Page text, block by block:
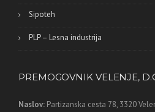
Sipoteh
PLP – Lesna industrija
PREMOGOVNIK VELENJE,
Naslov: Partizanska cesta 78, 3320